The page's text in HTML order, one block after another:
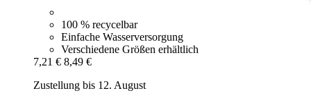
100 % recycelbar
Einfache Wasserversorgung
Verschiedene Größen erhältlich
7,21 € 8,49 €
Zustellung bis 12. August